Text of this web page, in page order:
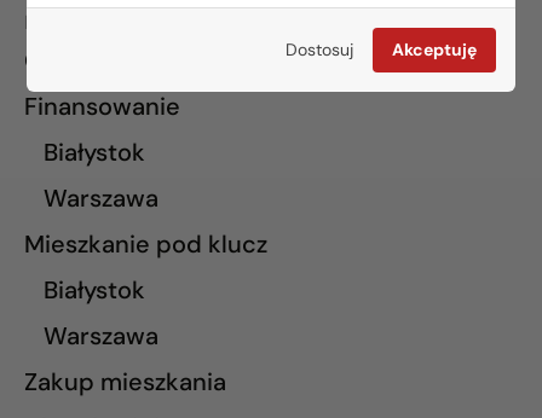
Dostosuj Akceptuję
INFORMACJE
O nas
Finansowanie
Białystok
Warszawa
Mieszkanie pod klucz
Białystok
Warszawa
Zakup mieszkania